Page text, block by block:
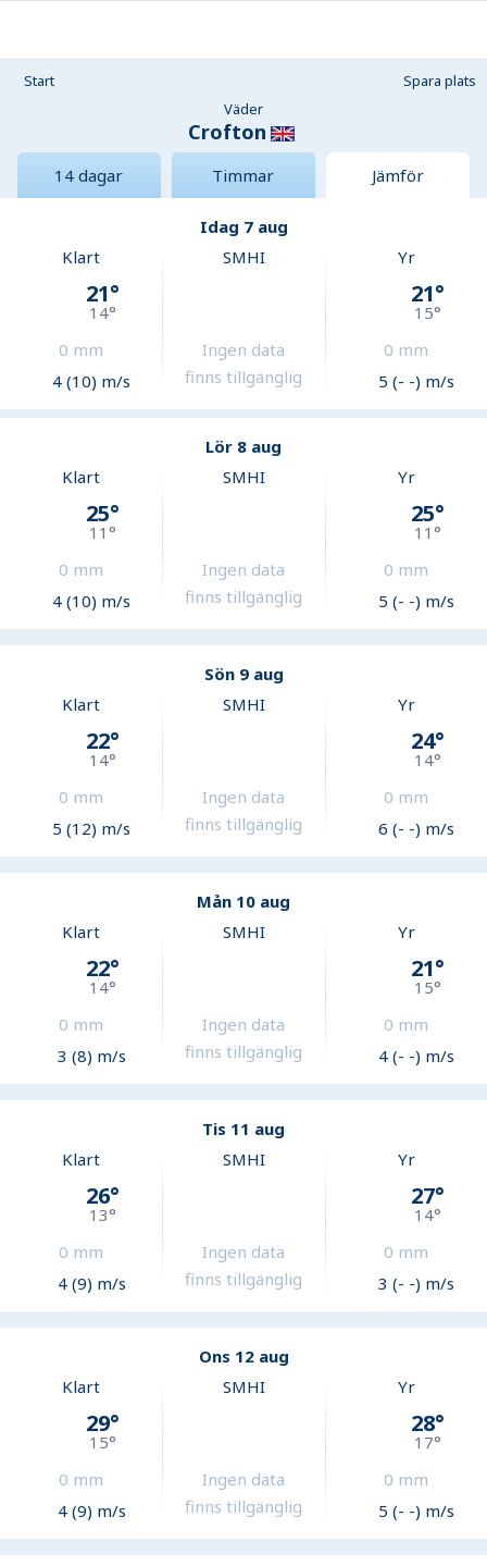
Start
Spara plats
Väder
Crofton
14 dagar Timmar Jämför
Idag 7 aug
Klart
21°
14°
0 mm
4 (10) m/s
SMHI
Ingen data
finns tillgänglig
Yr
21°
15°
0 mm
5 (- -) m/s
Lör 8 aug
Klart
25°
11°
0 mm
4 (10) m/s
SMHI
Ingen data
finns tillgänglig
Yr
25°
11°
0 mm
5 (- -) m/s
Sön 9 aug
Klart
22°
14°
0 mm
5 (12) m/s
SMHI
Ingen data
finns tillgänglig
Yr
24°
14°
0 mm
6 (- -) m/s
Mån 10 aug
Klart
22°
14°
0 mm
3 (8) m/s
SMHI
Ingen data
finns tillgänglig
Yr
21°
15°
0 mm
4 (- -) m/s
Tis 11 aug
Klart
26°
13°
0 mm
4 (9) m/s
SMHI
Ingen data
finns tillgänglig
Yr
27°
14°
0 mm
3 (- -) m/s
Ons 12 aug
Klart
29°
15°
0 mm
4 (9) m/s
SMHI
Ingen data
finns tillgänglig
Yr
28°
17°
0 mm
5 (- -) m/s